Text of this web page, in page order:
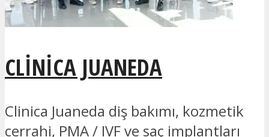
CLINICA JUANEDA
Clinica Juaneda diş bakımı, kozmetik
cerrahi, PMA / IVF ve saç implantları